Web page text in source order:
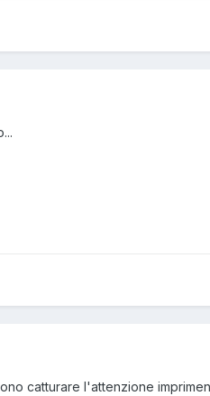
catturare l'attenzione